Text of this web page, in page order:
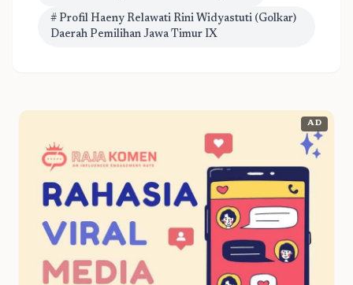
# Profil Haeny Relawati Rini Widyastuti (Golkar)
Daerah Pemilihan Jawa Timur IX
AD